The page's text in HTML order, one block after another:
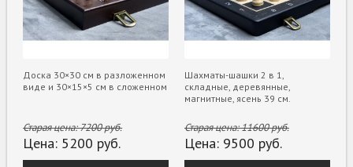
Доска 30×30 см в разложенном
виде и 30×15×5 см в сложенном
Старая цена:7200руб.
Цена: 5200 руб.
Шахматы-шашки 2 в 1,
складные, деревянные,
магнитные, ясень 39 см.
Старая цена:11600руб.
Цена: 9500 руб.